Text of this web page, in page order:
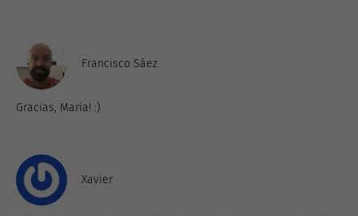
Francisco Sáez
Gracias, María! :)
Xavier